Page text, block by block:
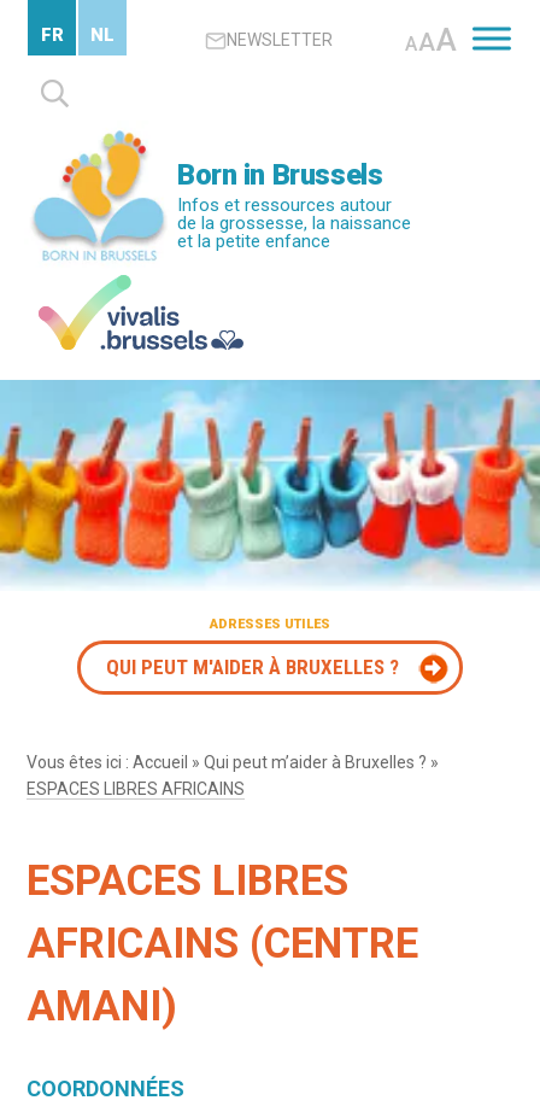
contenu
principal
NEWSLETTER AAA
Rechercher :
FR NL
Born in Brussels
Infos et ressources autour
de la grossesse, la naissance
et la petite enfance
ADRESSES UTILES
QUI PEUT M'AIDER À BRUXELLES ?
Vous êtes ici :Accueil »Qui peut m’aider à Bruxelles ? »
ESPACES LIBRES AFRICAINS
ESPACES LIBRES
AFRICAINS (CENTRE
AMANI)
COORDONNÉES